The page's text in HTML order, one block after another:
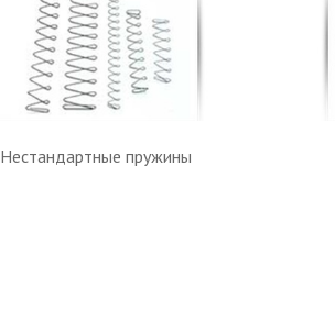
Нестандартные пружины